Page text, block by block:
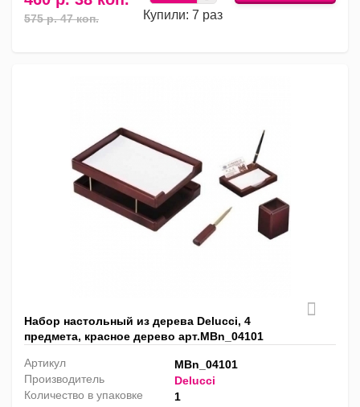
575 р. 47 коп. Купили: 7 раз
Набор настольный из дерева Delucci, 4
предмета, красное дерево арт.MBn_04101
Артикул
MBn_04101
Производитель
Delucci
Количество в упаковке
1